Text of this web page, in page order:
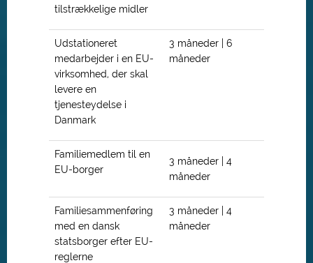
tilstrækkelige midler
Udstationeret
medarbejder i en EU-
virksomhed, der skal
levere en
tjenesteydelse i
Danmark
3 måneder | 6
måneder
Familiemedlem til en
EU-borger
3 måneder | 4
måneder
Familiesammenføring
med en dansk
statsborger efter EU-
reglerne
3 måneder | 4
måneder